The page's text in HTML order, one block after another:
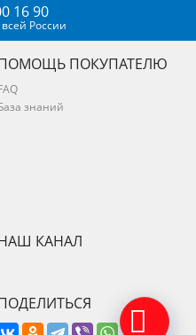
16 90
России
ПОКУПАТЕЛЮ
знаний
КАНАЛ